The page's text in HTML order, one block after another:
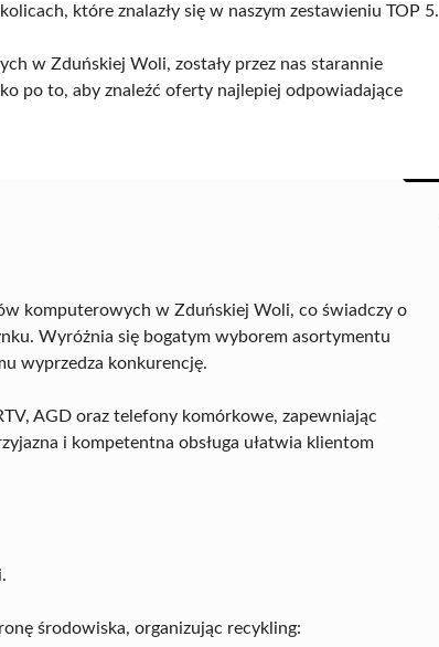
które znalazły się w naszym zestawieniu TOP 5.
w Zduńskiej Woli, zostały przez nas starannie
po to, aby znaleźć oferty najlepiej odpowiadające
komputerowych w Zduńskiej Woli, co świadczy o
Wyróżnia się bogatym wyborem asortymentu
wyprzedza konkurencję.
AGD oraz telefony komórkowe, zapewniając
i kompetentna obsługa ułatwia klientom
środowiska, organizując recykling: